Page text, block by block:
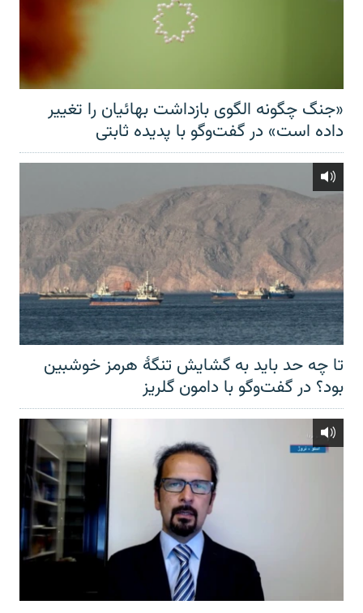
«جنگ چگونه الگوی بازداشت بهائیان را تغییر
داده است» در گفت‌وگو با پدیده ثابتی
تا چه حد باید به گشایش تنگهٔ هرمز خوشبین
بود؟ در گفت‌وگو با دامون گلریز